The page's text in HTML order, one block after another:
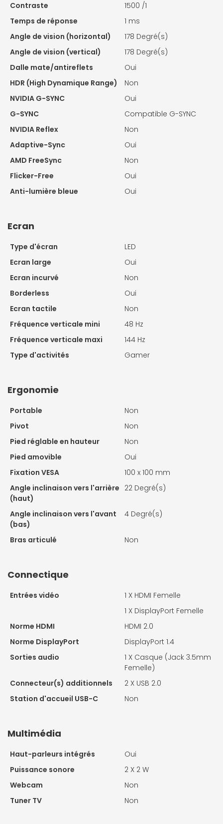
Contraste
1500 /1
Temps de réponse
1 ms
Angle de vision (horizontal)
178 Degré(s)
Angle de vision (vertical)
178 Degré(s)
Dalle mate/antireflets
Oui
HDR (High Dynamique Range)
Non
NVIDIA G-SYNC
Oui
G-SYNC
Compatible G-SYNC
NVIDIA Reflex
Non
Adaptive-Sync
Oui
AMD FreeSync
Non
Flicker-Free
Oui
Anti-lumière bleue
Oui
Ecran
Type d'écran
LED
Ecran large
Oui
Ecran incurvé
Non
Borderless
Oui
Ecran tactile
Non
Fréquence verticale mini
48 Hz
Fréquence verticale maxi
144 Hz
Type d'activités
Gamer
Ergonomie
Portable
Non
Pivot
Non
Pied réglable en hauteur
Non
Pied amovible
Oui
Fixation VESA
100 x 100 mm
Angle inclinaison vers l'arrière
(haut)
22 Degré(s)
Angle inclinaison vers l'avant
(bas)
4 Degré(s)
Bras articulé Non
Connectique
Entrées vidéo 1 X HDMI Femelle
1 X DisplayPort Femelle
Norme HDMI
HDMI 2.0
Norme DisplayPort
DisplayPort 1.4
Sorties audio
1 X Casque (Jack 3.5mm
Femelle)
Connecteur(s) additionnels
2 X USB 2.0
Station d'accueil USB-C
Non
Multimédia
Haut-parleurs intégrés
Oui
Puissance sonore
2 X 2 W
Webcam
Non
Tuner TV
Non